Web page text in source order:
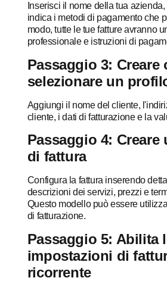
Inserisci il nome della tua
indica i metodi di pagamento che
modo, tutte le tue fatture avranno
professionale e istruzioni di
Passaggio 3: Creare
selezionare un
Aggiungi il nome del cliente,
cliente, i dati di fatturazione e la
Passaggio 4: Creare
di fattura
Configura la fattura inserendo
descrizioni dei servizi, prezzi e
Questo modello può essere
di fatturazione.
Passaggio 5: Abilita
impostazioni di
ricorrente